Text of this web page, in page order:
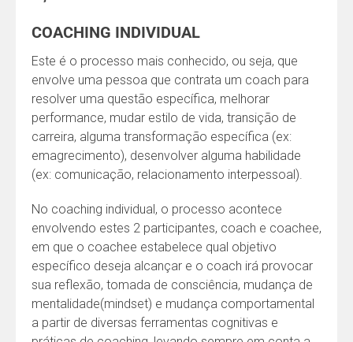
COACHING INDIVIDUAL
Este é o processo mais conhecido, ou seja, que
envolve uma pessoa que contrata um coach para
resolver uma questão específica, melhorar
performance, mudar estilo de vida, transição de
carreira, alguma transformação específica (ex:
emagrecimento), desenvolver alguma habilidade
(ex: comunicação, relacionamento interpessoal).
No coaching individual, o processo acontece
envolvendo estes 2 participantes, coach e coachee,
em que o coachee estabelece qual objetivo
específico deseja alcançar e o coach irá provocar
sua reflexão, tomada de consciência, mudança de
mentalidade(mindset) e mudança comportamental
a partir de diversas ferramentas cognitivas e